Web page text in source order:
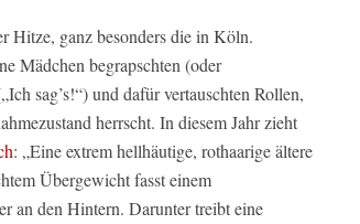
Hitze, ganz besonders die in Köln.
Mädchen begrapschten (oder
sag’s!“) und dafür vertauschten Rollen,
herrscht. In diesem Jahr zieht
: „Eine extrem hellhäutige, rothaarige ältere
Übergewicht fasst einem
an den Hintern. Darunter treibt eine